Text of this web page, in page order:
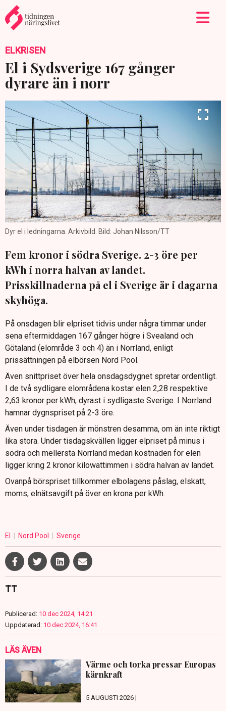
ELKRISEN
El i Sydsverige 167 gånger
dyrare än i norr
Dyr el i ledningarna. Arkivbild. Bild: Johan Nilsson/TT
Fem kronor i södra Sverige. 2-3 öre per
kWh i norra halvan av landet.
Prisskillnaderna på el i Sverige är i dagarna
skyhöga.
På onsdagen blir elpriset tidvis under några timmar under
sena eftermiddagen 167 gånger högre i Svealand och
Götaland (elområde 3 och 4) än i Norrland, enligt
prissättningen på elbörsen Nord Pool.
Även snittpriset över hela onsdagsdygnet spretar ordentligt.
I de två sydligare elområdena kostar elen 2,28 respektive
2,63 kronor per kWh, dyrast i sydligaste Sverige. I Norrland
hamnar dygnspriset på 2-3 öre.
Även under tisdagen är mönstren desamma, om än inte riktigt
lika stora. Under tisdagskvällen ligger elpriset på minus i
södra och mellersta Norrland medan kostnaden för elen
ligger kring 2 kronor kilowattimmen i södra halvan av landet.
Ovanpå börspriset tillkommer elbolagens påslag, elskatt,
moms, elnätsavgift på över en krona per kWh.
El Nord Pool Sverige
TT
Publicerad: 10 dec 2024, 14:21
Uppdaterad: 10 dec 2024, 16:41
LÄS ÄVEN
Värme och torka pressar Europas
kärnkraft
5 AUGUSTI 2026 |